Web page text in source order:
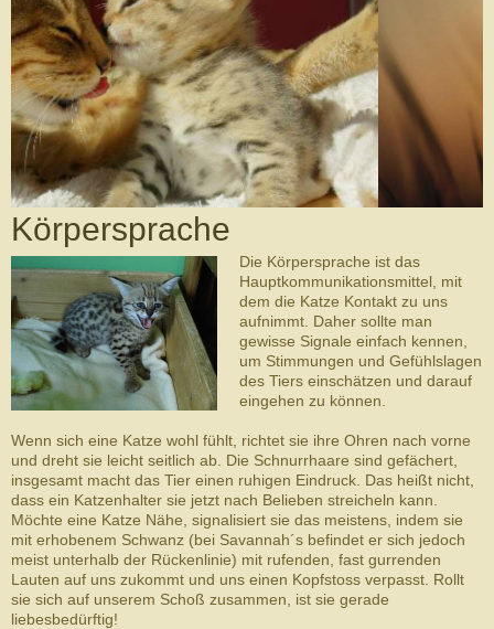
Körpersprache
Die Körpersprache ist das
Hauptkommunikationsmittel, mit
dem die Katze Kontakt zu uns
aufnimmt. Daher sollte man
gewisse Signale einfach kennen,
um Stimmungen und Gefühlslagen
des Tiers einschätzen und darauf
eingehen zu können.
Wenn sich eine Katze wohl fühlt, richtet sie ihre Ohren nach vorne
und dreht sie leicht seitlich ab. Die Schnurrhaare sind gefächert,
insgesamt macht das Tier einen ruhigen Eindruck. Das heißt nicht,
dass ein Katzenhalter sie jetzt nach Belieben streicheln kann.
Möchte eine Katze Nähe, signalisiert sie das meistens, indem sie
mit erhobenem Schwanz (bei Savannah´s befindet er sich jedoch
meist unterhalb der Rückenlinie) mit rufenden, fast gurrenden
Lauten auf uns zukommt und uns einen Kopfstoss verpasst. Rollt
sie sich auf unserem Schoß zusammen, ist sie gerade
liebesbedürftig!